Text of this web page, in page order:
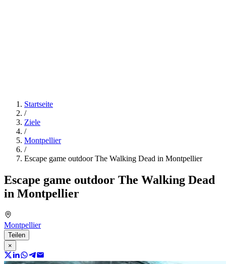
Startseite
/
Ziele
/
Montpellier
/
Escape game outdoor The Walking Dead in Montpellier
Escape game outdoor The Walking Dead
in Montpellier
Montpellier
Teilen
×